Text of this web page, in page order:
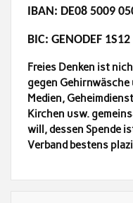
IBAN: DE08 5009
BIC: GENODEF 1S12
Freies Denken ist
gegen
Medien,
Kirchen usw.
will, dessen Spende
Verband bestens